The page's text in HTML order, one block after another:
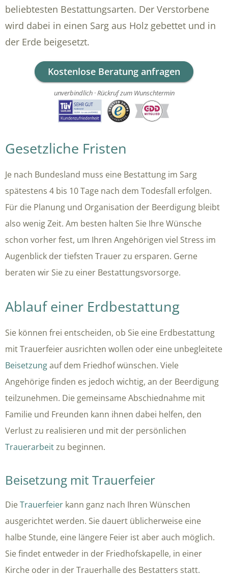
beliebtesten Bestattungsarten. Der Verstorbene
wird dabei in einen Sarg aus Holz gebettet und in
der Erde beigesetzt.
Kostenlose Beratung anfragen
unverbindlich · Rückruf zum Wunschtermin
Gesetzliche Fristen
Je nach Bundesland muss eine Bestattung im Sarg
spätestens 4 bis 10 Tage nach dem Todesfall erfolgen.
Für die Planung und Organisation der Beerdigung bleibt
also wenig Zeit. Am besten halten Sie Ihre Wünsche
schon vorher fest, um Ihren Angehörigen viel Stress im
Augenblick der tiefsten Trauer zu ersparen. Gerne
beraten wir Sie zu einer Bestattungsvorsorge.
Ablauf einer Erdbestattung
Sie können frei entscheiden, ob Sie eine Erdbestattung
mit Trauerfeier ausrichten wollen oder eine unbegleitete
Beisetzungauf dem Friedhof wünschen. Viele
Angehörige finden es jedoch wichtig, an der Beerdigung
teilzunehmen. Die gemeinsame Abschiednahme mit
Familie und Freunden kann ihnen dabei helfen, den
Verlust zu realisieren und mit der persönlichen
Trauerarbeitzu beginnen.
Beisetzung mit Trauerfeier
DieTrauerfeier kann ganz nach Ihren Wünschen
ausgerichtet werden. Sie dauert üblicherweise eine
halbe Stunde, eine längere Feier ist aber auch möglich.
Sie findet entweder in der Friedhofskapelle, in einer
Kirche oder in der Trauerhalle des Bestatters statt.